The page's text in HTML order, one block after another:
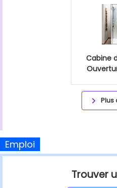
Cabine
Plus
Emploi
Trouver